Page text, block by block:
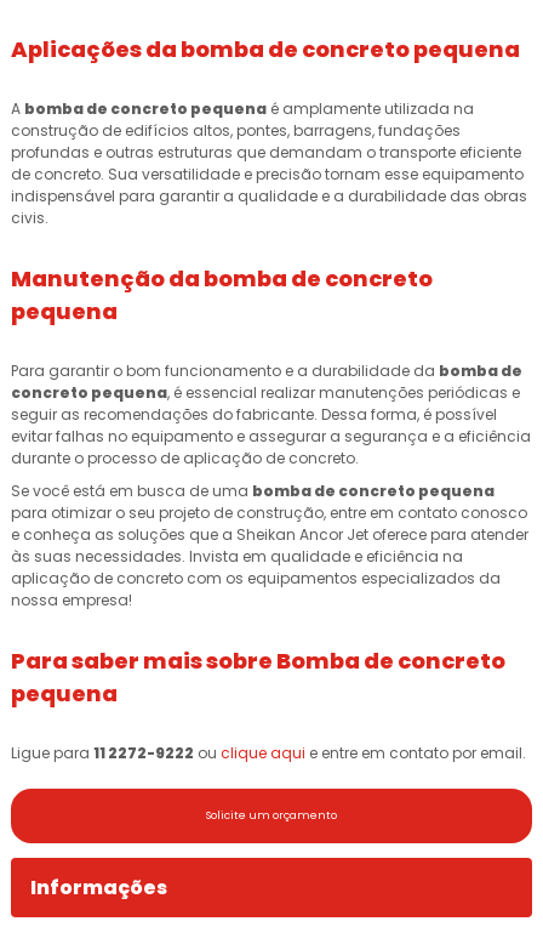
Aplicações da bomba de concreto pequena
A bomba de concreto pequena é amplamente utilizada na
construção de edifícios altos, pontes, barragens, fundações
profundas e outras estruturas que demandam o transporte eficiente
de concreto. Sua versatilidade e precisão tornam esse equipamento
indispensável para garantir a qualidade e a durabilidade das obras
civis.
Manutenção da bomba de concreto
pequena
Para garantir o bom funcionamento e a durabilidade da bomba de
concreto pequena, é essencial realizar manutenções periódicas e
seguir as recomendações do fabricante. Dessa forma, é possível
evitar falhas no equipamento e assegurar a segurança e a eficiência
durante o processo de aplicação de concreto.
Se você está em busca de uma bomba de concreto pequena
para otimizar o seu projeto de construção, entre em contato conosco
e conheça as soluções que a Sheikan Ancor Jet oferece para atender
às suas necessidades. Invista em qualidade e eficiência na
aplicação de concreto com os equipamentos especializados da
nossa empresa!
Para saber mais sobre Bomba de concreto
pequena
Ligue para 11 2272-9222 ou clique aqui e entre em contato por email.
Solicite um orçamento
Informações